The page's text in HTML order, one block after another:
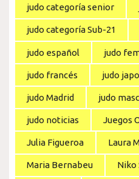
judo categoría senior
judo categoría Sub-21
judo español judo
judo francés judo
judo Madrid judo
judo noticias Juegos
Julia Figueroa Laura
Maria Bernabeu Niko